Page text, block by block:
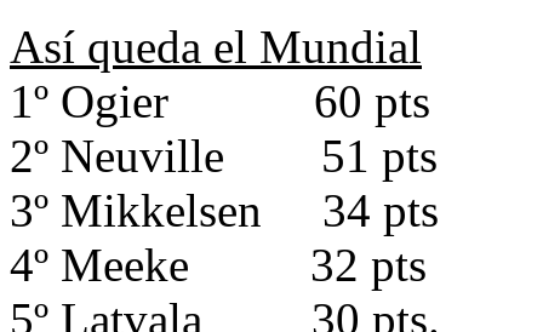
Así queda el Mundial
1º Ogier 60 pts
2º Neuville 51 pts
3º Mikkelsen 34 pts
4º Meeke 32 pts
5º Latvala 30 pts.